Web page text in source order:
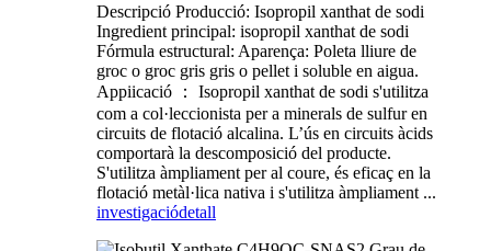
Descripció Producció: Isopropil xanthat de sodi
Ingredient principal: isopropil xanthat de sodi
Fórmula estructural: Aparença: Poleta lliure de
groc o groc gris gris o pellet i soluble en aigua.
Appiicació ： Isopropil xanthat de sodi s'utilitza
com a col·leccionista per a minerals de sulfur en
circuits de flotació alcalina. L’ús en circuits àcids
comportarà la descomposició del producte.
S'utilitza àmpliament per al coure, és eficaç en la
flotació metàl·lica nativa i s'utilitza àmpliament ...
investigaciódetall